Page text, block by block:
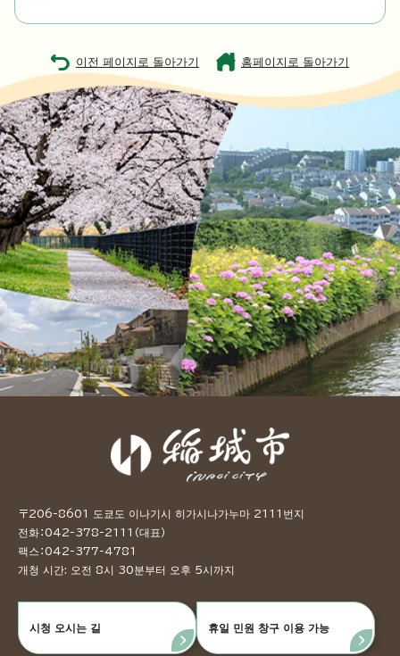
이전 페이지로 돌아가기 홈페이지로 돌아가기
〒206-8601 도쿄도 이나기시 히가시나가누마 2111번지
전화：042-378-2111（대표）
팩스：042-377-4781
개청 시간: 오전 8시 30분부터 오후 5시까지
시청 오시는 길 휴일 민원 창구 이용 가능